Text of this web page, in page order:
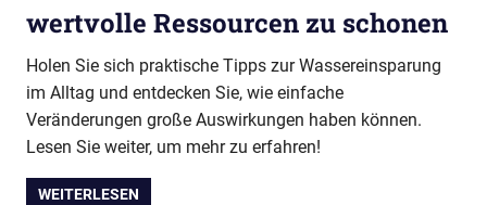
wertvolle Ressourcen zu schonen
Holen Sie sich praktische Tipps zur Wassereinsparung
im Alltag und entdecken Sie, wie einfache
Veränderungen große Auswirkungen haben können.
Lesen Sie weiter, um mehr zu erfahren!
WEITERLESEN